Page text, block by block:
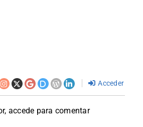
Acceder
accede para comentar